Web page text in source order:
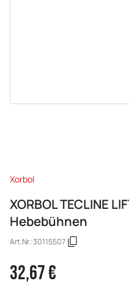
Xorbol
XORBOL TECLINE
Hebebühnen
Art.Nr.:30115507
32,67 €